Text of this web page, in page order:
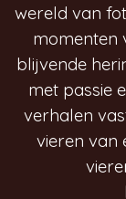
wereld van
momenten
blijvende
met passie
verhalen
vieren van